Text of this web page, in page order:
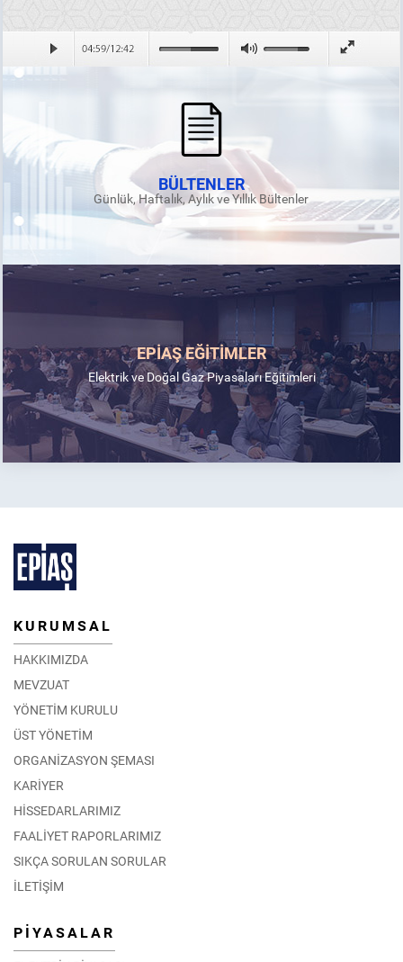
BÜLTENLER
Günlük, Haftalık, Aylık ve Yıllık Bültenler
EPİAŞ EĞİTİMLER
Elektrik ve Doğal Gaz Piyasaları Eğitimleri
KURUMSAL
HAKKIMIZDA
MEVZUAT
YÖNETİM KURULU
ÜST YÖNETİM
ORGANİZASYON ŞEMASI
KARİYER
HİSSEDARLARIMIZ
FAALİYET RAPORLARIMIZ
SIKÇA SORULAN SORULAR
İLETİŞİM
PİYASALAR